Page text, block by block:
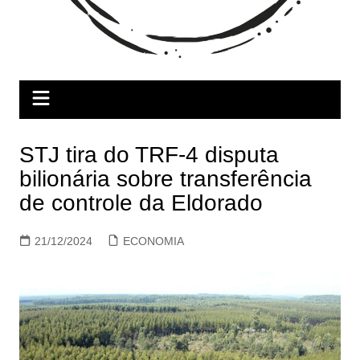
STJ tira do TRF-4 disputa
bilionária sobre transferência
de controle da Eldorado
21/12/2024 ECONOMIA